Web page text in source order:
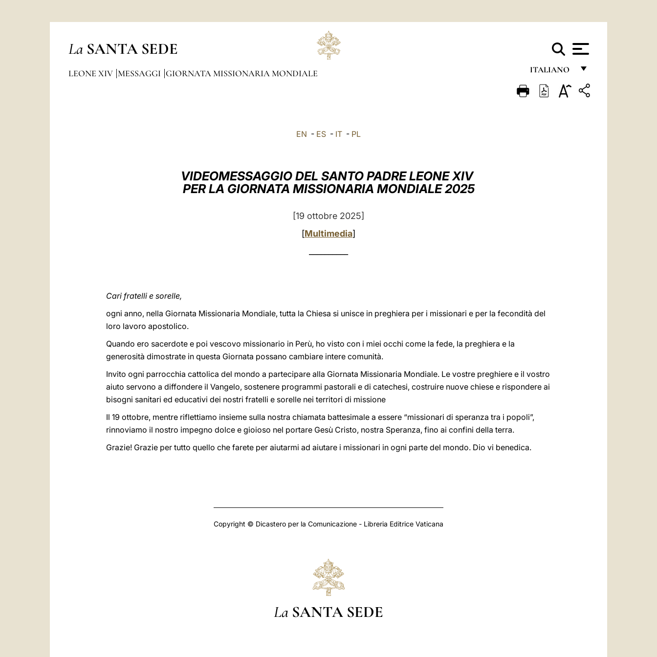
La SANTA SEDE
ITALIANO
FRANÇAIS
LEONE XIV MESSAGGI GIORNATA MISSIONARIA MONDIALE
EN - ES - IT - PL
VIDEOMESSAGGIO DEL SANTO PADRE LEONE XIV
PER LA GIORNATA MISSIONARIA MONDIALE 2025
[19 ottobre 2025]
[Multimedia]
Cari fratelli e sorelle,
ogni anno, nella Giornata Missionaria Mondiale, tutta la Chiesa si unisce in preghiera per i missionari e per la fecondità del
loro lavoro apostolico.
Quando ero sacerdote e poi vescovo missionario in Perù, ho visto con i miei occhi come la fede, la preghiera e la
generosità dimostrate in questa Giornata possano cambiare intere comunità.
Invito ogni parrocchia cattolica del mondo a partecipare alla Giornata Missionaria Mondiale. Le vostre preghiere e il vostro
aiuto servono a diffondere il Vangelo, sostenere programmi pastorali e di catechesi, costruire nuove chiese e rispondere ai
bisogni sanitari ed educativi dei nostri fratelli e sorelle nei territori di missione
Il 19 ottobre, mentre riflettiamo insieme sulla nostra chiamata battesimale a essere “missionari di speranza tra i popoli”,
rinnoviamo il nostro impegno dolce e gioioso nel portare Gesù Cristo, nostra Speranza, fino ai confini della terra.
Grazie! Grazie per tutto quello che farete per aiutarmi ad aiutare i missionari in ogni parte del mondo. Dio vi benedica.
Copyright © Dicastero per la Comunicazione - Libreria Editrice Vaticana
La SANTA SEDE